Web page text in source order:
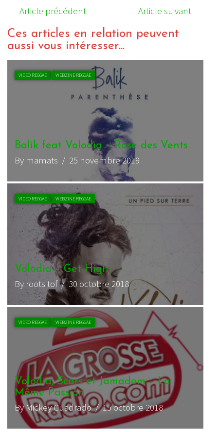
Article précédent Article suivant
Ces articles en relation peuvent
aussi vous intéresser...
VIDEO REGGAE WEBZINE REGGAE
Balik feat Volodia – Rose des Vents
By mamats / 25 novembre 2019
VIDEO REGGAE WEBZINE REGGAE
Volodia – Get High
By roots tof/ 30 octobre 2018
VIDEO REGGAE WEBZINE REGGAE
Volodia, Scars et Jamadom – La
Même Passion
By Mickey Cuadrado/ 15 octobre 2018